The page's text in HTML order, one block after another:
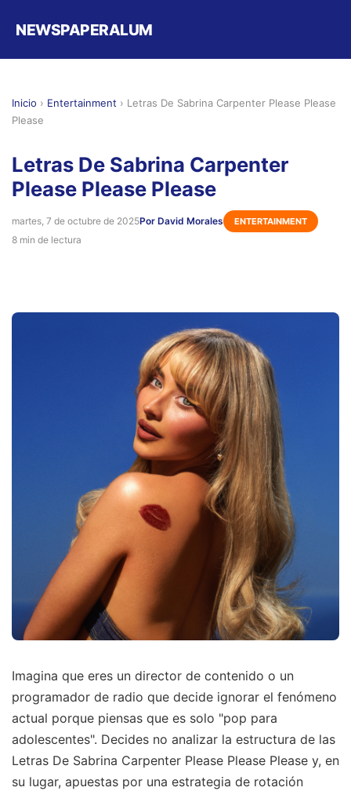
NEWSPAPERALUM
Inicio › Entertainment › Letras De Sabrina Carpenter Please Please
Please
Letras De Sabrina Carpenter
Please Please Please
martes, 7 de octubre de 2025Por David Morales ENTERTAINMENT
8 min de lectura
Imagina que eres un director de contenido o un
programador de radio que decide ignorar el fenómeno
actual porque piensas que es solo "pop para
adolescentes". Decides no analizar la estructura de las
Letras De Sabrina Carpenter Please Please Please y, en
su lugar, apuestas por una estrategia de rotación